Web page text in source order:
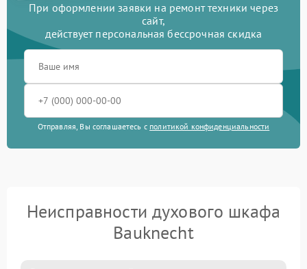
При оформлении заявки на ремонт техники через
сайт,
действует персональная бессрочная скидка
Отправляя, Вы соглашаетесь с политикой конфиденциальности
Неисправности духового шкафа
Bauknecht